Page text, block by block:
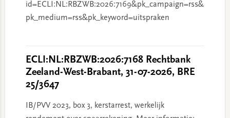
id=ECLI:NL:RBZWB:2026:7169&pk_campaign=rss&
pk_medium=rss&pk_keyword=uitspraken
ECLI:NL:RBZWB:2026:7168 Rechtbank
Zeeland-West-Brabant, 31-07-2026, BRE
25/3647
IB/PVV 2023, box 3, kerstarrest, werkelijk